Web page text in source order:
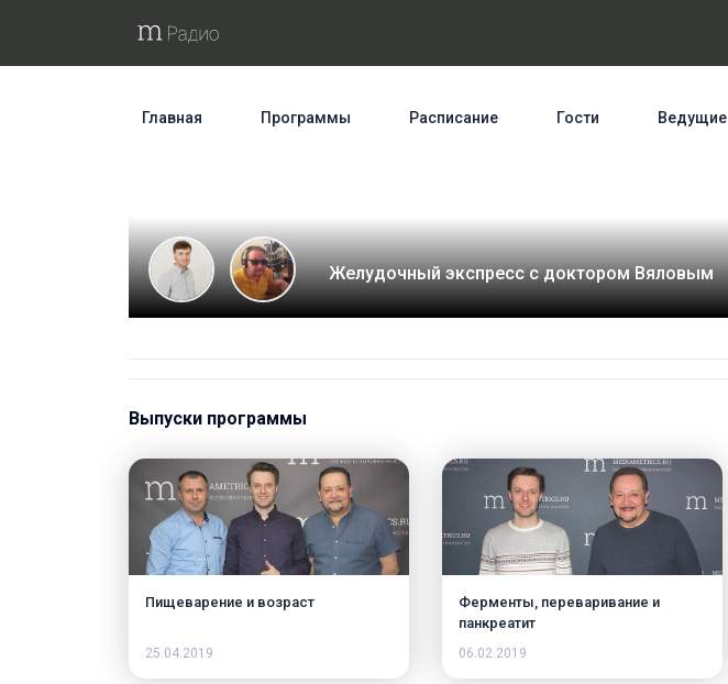
Главная Программы Расписание Гости Ведущие
Желудочный экспресс с доктором Вяловым
Выпуски программы
Пищеварение и возраст
25.04.2019
Ферменты, переваривание и
панкреатит
06.02.2019